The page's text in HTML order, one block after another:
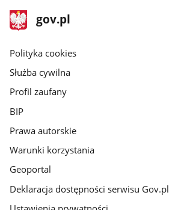
stopka
gov.pl
Strona
gov.pl
gov.pl
Polityka cookies
Służba cywilna
Profil zaufany
BIP
Prawa autorskie
Warunki korzystania
Geoportal
Deklaracja dostępności serwisu Gov.pl